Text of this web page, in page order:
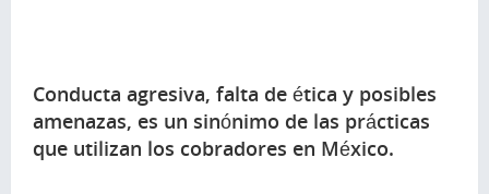
Conducta agresiva, falta de ética y posibles
amenazas, es un sinónimo de las prácticas
que utilizan los cobradores en México.